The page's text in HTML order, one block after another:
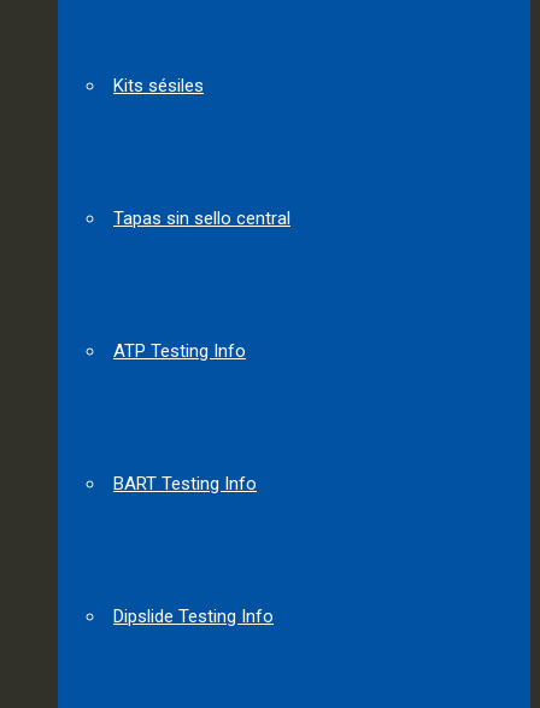
Kits sésiles
Tapas sin sello central
ATP Testing Info
BART Testing Info
Dipslide Testing Info